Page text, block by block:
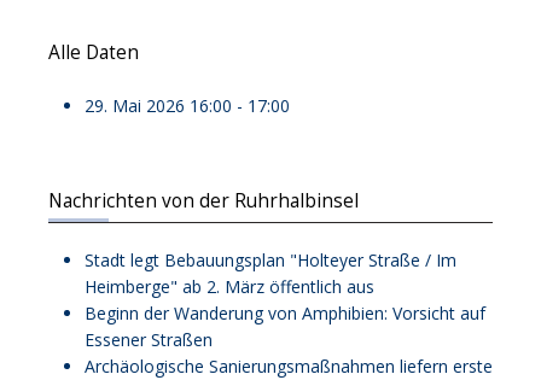
Alle Daten
29. Mai 2026 16:00 - 17:00
Nachrichten von der Ruhrhalbinsel
Stadt legt Bebauungsplan "Holteyer Straße / Im
Heimberge" ab 2. März öffentlich aus
Beginn der Wanderung von Amphibien: Vorsicht auf
Essener Straßen
Archäologische Sanierungsmaßnahmen liefern erste